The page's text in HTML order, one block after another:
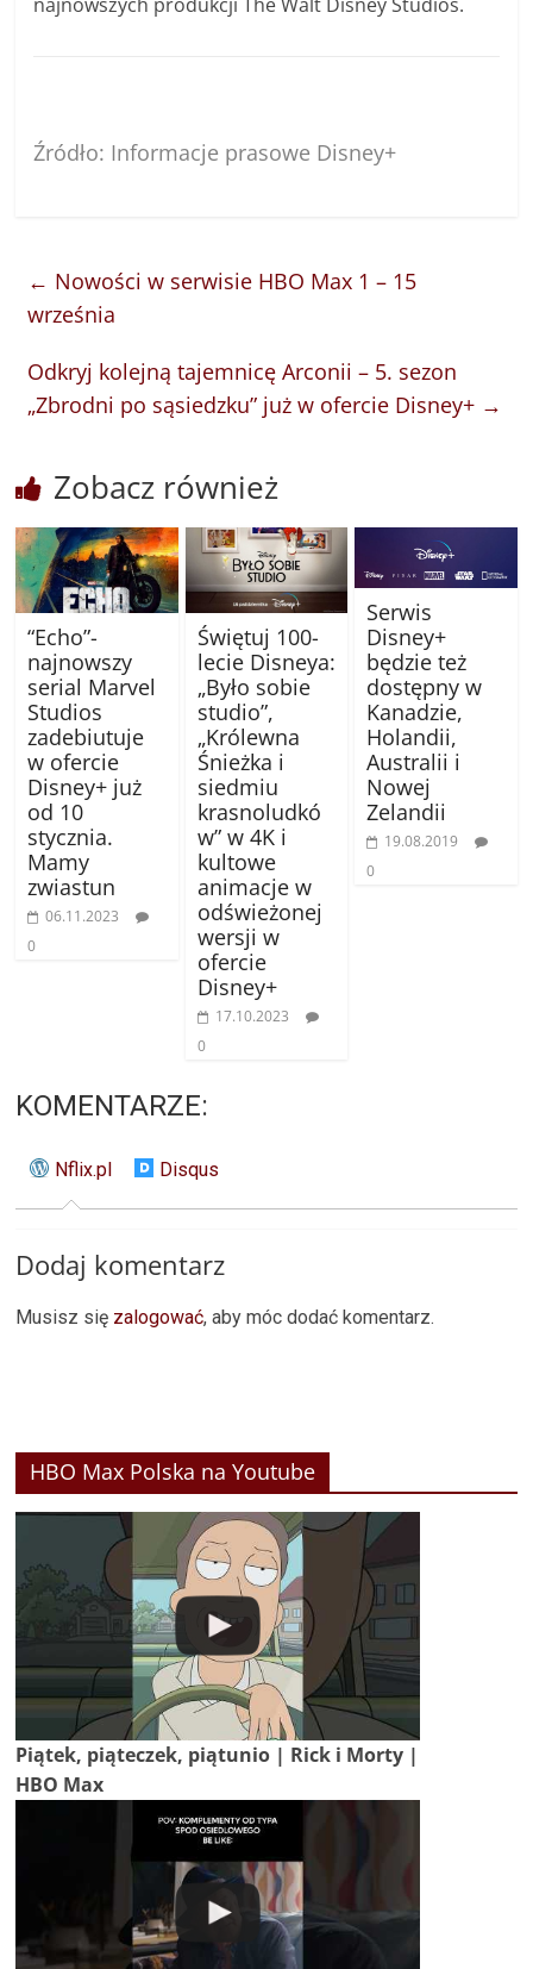
Źródło: Informacje prasowe Disney+
← Nowości w serwisie HBO Max 1 – 15
września
Odkryj kolejną tajemnicę Arconii – 5. sezon
„Zbrodni po sąsiedzku” już w ofercie Disney+ →
Zobacz również
“Echo”-
najnowszy
serial Marvel
Studios
zadebiutuje
w ofercie
Disney+ już
od 10
stycznia.
Mamy
zwiastun
06.11.2023
0
Świętuj 100-
lecie Disneya:
„Było sobie
studio”,
„Królewna
Śnieżka i
siedmiu
krasnoludkó
w” w 4K i
kultowe
animacje w
odświeżonej
wersji w
ofercie
Disney+
17.10.2023
0
Serwis
Disney+
będzie też
dostępny w
Kanadzie,
Holandii,
Australii i
Nowej
Zelandii
19.08.2019
0
KOMENTARZE:
Nflix.pl Disqus
Dodaj komentarz
Musisz się zalogować, aby móc dodać komentarz.
HBO Max Polska na Youtube
Piątek, piąteczek, piątunio | Rick i Morty |
HBO Max